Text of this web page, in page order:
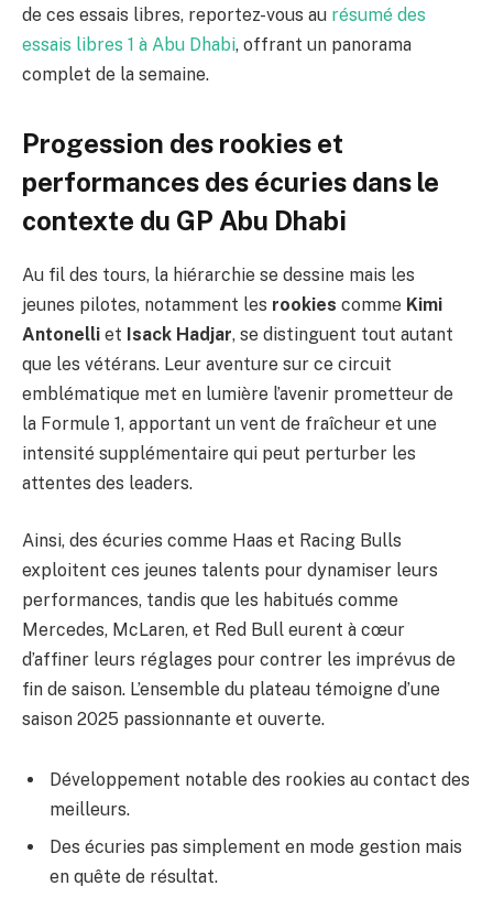
de ces essais libres, reportez-vous au résumé des
essais libres 1 à Abu Dhabi, offrant un panorama
complet de la semaine.
Progession des rookies et
performances des écuries dans le
contexte du GP Abu Dhabi
Au fil des tours, la hiérarchie se dessine mais les
jeunes pilotes, notamment les rookies comme Kimi
Antonelli et Isack Hadjar, se distinguent tout autant
que les vétérans. Leur aventure sur ce circuit
emblématique met en lumière l’avenir prometteur de
la Formule 1, apportant un vent de fraîcheur et une
intensité supplémentaire qui peut perturber les
attentes des leaders.
Ainsi, des écuries comme Haas et Racing Bulls
exploitent ces jeunes talents pour dynamiser leurs
performances, tandis que les habitués comme
Mercedes, McLaren, et Red Bull eurent à cœur
d’affiner leurs réglages pour contrer les imprévus de
fin de saison. L’ensemble du plateau témoigne d’une
saison 2025 passionnante et ouverte.
Développement notable des rookies au contact des
meilleurs.
Des écuries pas simplement en mode gestion mais
en quête de résultat.